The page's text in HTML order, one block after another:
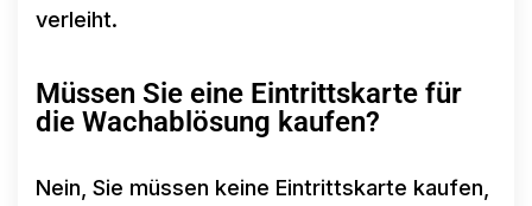
verleiht.
Müssen Sie eine Eintrittskarte für
die Wachablösung kaufen?
Nein, Sie müssen keine Eintrittskarte kaufen,